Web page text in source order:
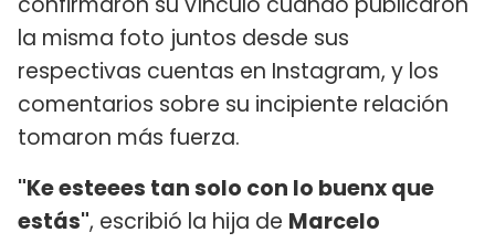
la misma foto juntos desde sus
respectivas cuentas en Instagram, y los
comentarios sobre su incipiente relación
tomaron más fuerza.
"Ke esteees tan solo con lo buenx que
estás", escribió la hija de Marcelo